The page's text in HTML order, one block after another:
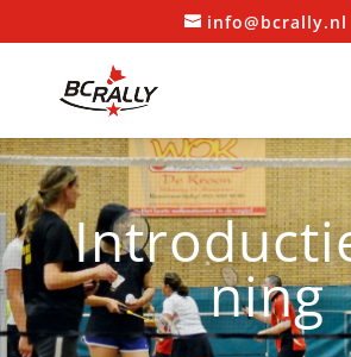
info@bcrally.nl
ning